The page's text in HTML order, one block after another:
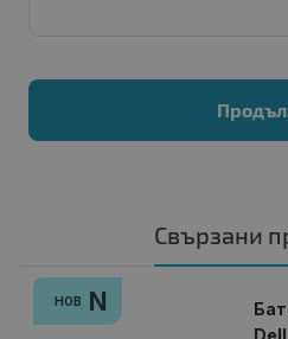
Свързани
НОВ N